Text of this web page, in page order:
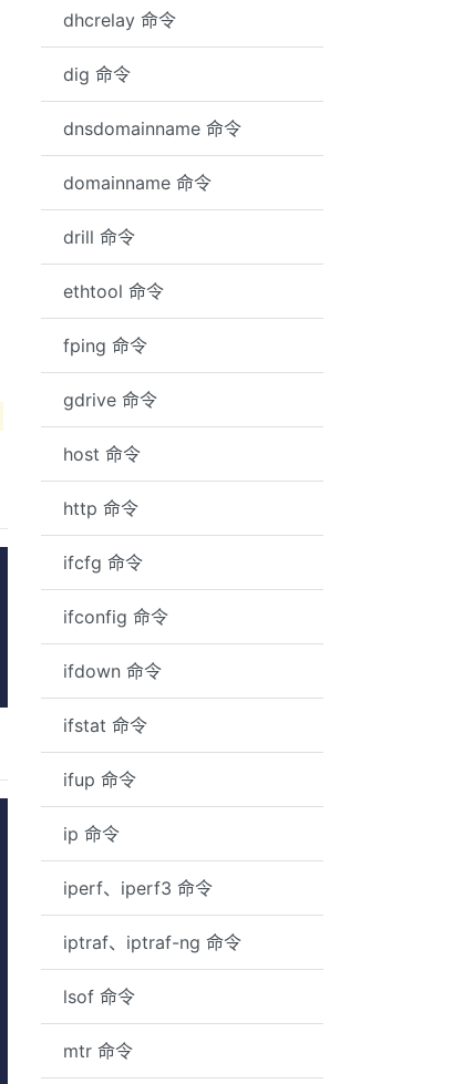
dhcrelay 命令
dig 命令
dnsdomainname 命令
domainname 命令
drill 命令
ethtool 命令
fping 命令
gdrive 命令
host 命令
http 命令
ifcfg 命令
ifconfig 命令
ifdown 命令
ifstat 命令
ifup 命令
ip 命令
iperf、iperf3 命令
iptraf、iptraf-ng 命令
lsof 命令
mtr 命令